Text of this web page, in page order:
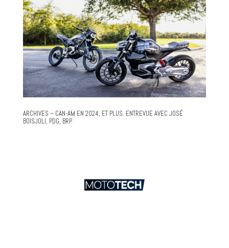
ARCHIVES – CAN-AM EN 2024, ET PLUS. ENTREVUE AVEC JOSÉ
BOISJOLI, PDG, BRP.